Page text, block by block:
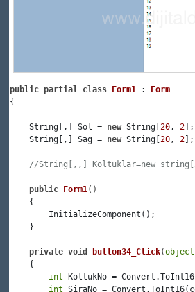
public partial class Form1 :
Form
{
    String[,] Sol =
new String[ 20, 2 ];
    String[,] Sag =
new String[ 20, 2 ];
//String[,,] Koltuklar=new
public Form1()
    {
        InitializeComponent();
    }
private void button34_Click(object
    {
int KoltukNo =
int SiraNo =